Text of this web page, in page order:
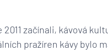
začínali, kávová
pražíren kávy bylo